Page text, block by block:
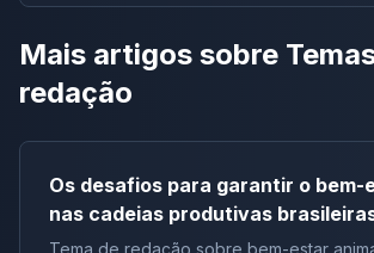
Mais artigos sobre
redação
Os desafios para garantir o bem-
nas cadeias produtivas
redação
Tema de redação sobre bem-estar